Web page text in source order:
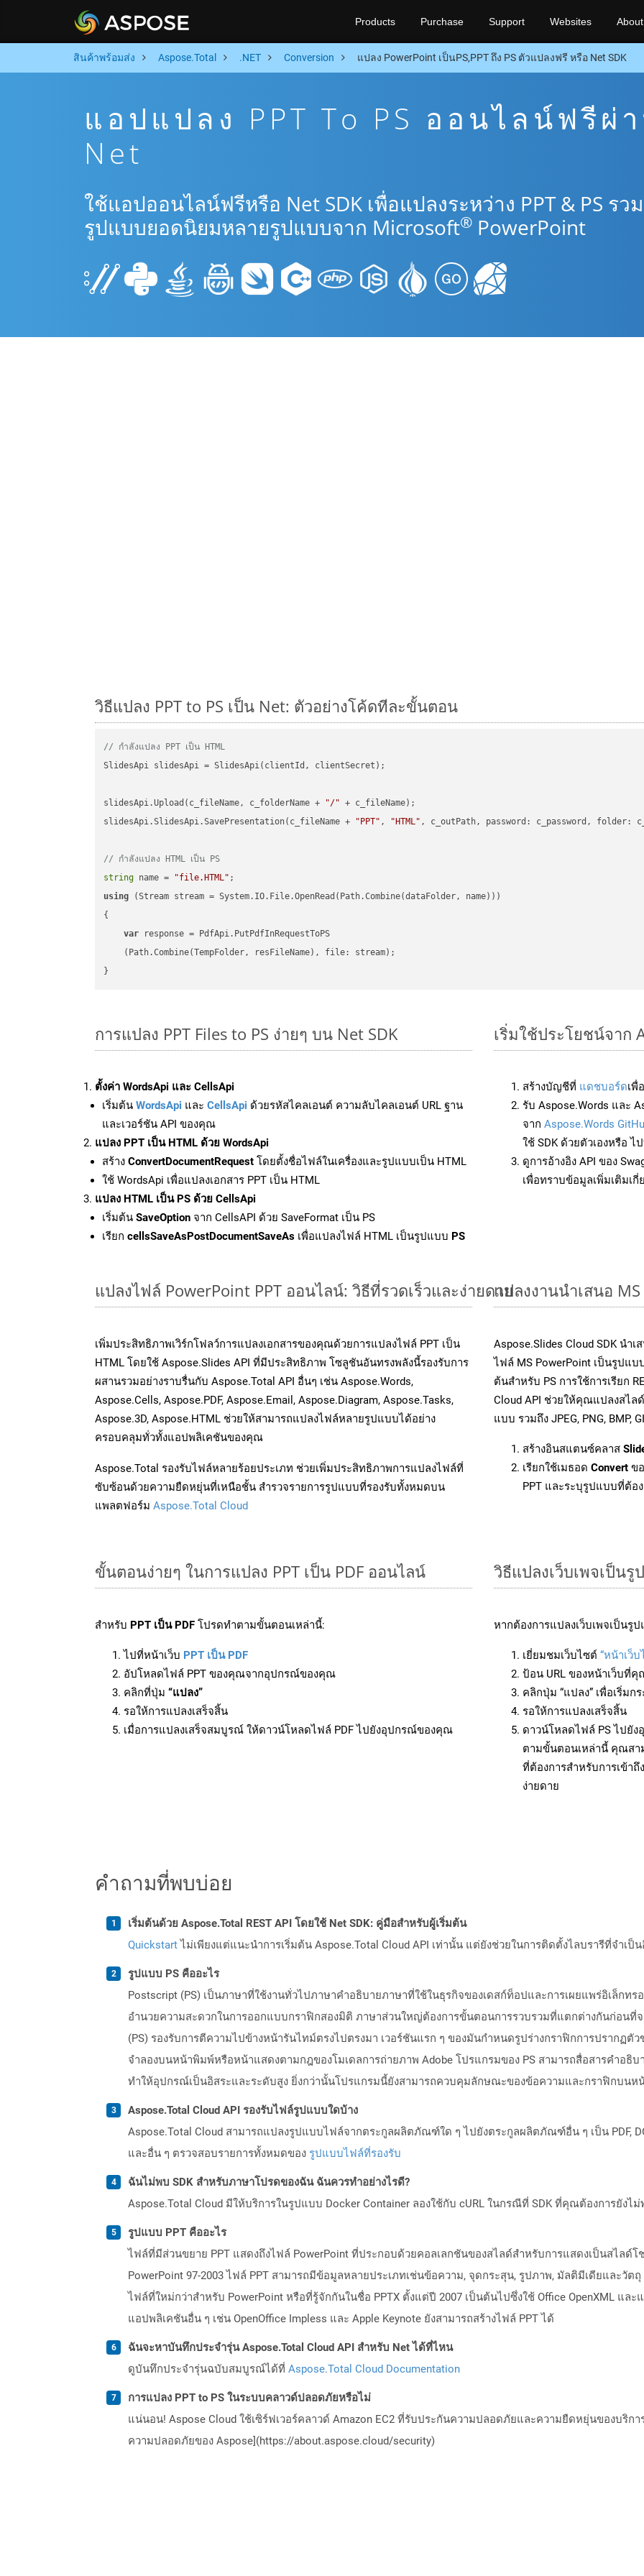
Products Purchase Support Websites About
สินค้าพร้อมส่ง Aspose.Total .NET Conversion แปลง PowerPoint เป็นPS,PPT ถึง PS ตัวแปลงฟรี หรือ Net SDK
แอปแปลง PPT To PS ออนไลน์ฟรีผ่
Net
ใช้แอปออนไลน์ฟรีหรือ Net SDK เพื่อแปลงระหว่าง PPT & PS รว
รูปแบบยอดนิยมหลายรูปแบบจาก Microsoft® PowerPoint
วิธีแปลง PPT to PS เป็น Net: ตัวอย่างโค้ดทีละขั้นตอน
// กำลังแปลง PPT เป็น HTML
SlidesApi slidesApi = SlidesApi(clientId, clientSecret);
slidesApi.Upload(c_fileName, c_folderName + "/" + c_fileName);
slidesApi.SlidesApi.SavePresentation(c_fileName +
"PPT" , "HTML" , c_outPath, password: c_password, folder:
// กำลังแปลง HTML เป็น PS
string name = "file.HTML"
using (Stream stream = System.IO.File.OpenRead(Path.Combine(dataFolder, name)))
{
var response = PdfApi.PutPdfInRequestToPS
    (Path.Combine(TempFolder, resFileName), file: stream);
การแปลง PPT Files to PS ง่ายๆ บน Net SDK
ตั้งค่า WordsApi และ CellsApi
เริ่มต้น WordsApi และ CellsApi ด้วยรหัสไคลเอนต์ ความลับไคลเอนต์ URL ฐาน
และเวอร์ชัน API ของคุณ
แปลง PPT เป็น HTML ด้วย WordsApi
สร้าง ConvertDocumentRequest โดยตั้งชื่อไฟล์ในเครื่องและรูปแบบเป็น HTML
ใช้ WordsApi เพื่อแปลงเอกสาร PPT เป็น HTML
แปลง HTML เป็น PS ด้วย CellsApi
เริ่มต้น SaveOption จาก CellsAPI ด้วย SaveFormat เป็น PS
เรียก cellsSaveAsPostDocumentSaveAs เพื่อแปลงไฟล์ HTML เป็นรูปแบบ PS
เริ่มใช้ประโยชน์จาก
สร้างบัญชีที่ แดชบอร์ดเพื่
รับ Aspose.Words และ
จาก Aspose.Words
ใช้ SDK ด้วยตัวเองหรือ ไ
ดูการอ้างอิง API ของ
เพื่อทราบข้อมูลเพิ่มเติมเกี่
แปลงไฟล์ PowerPoint PPT ออนไลน์: วิธีที่รวดเร็วและง่ายดาย
เพิ่มประสิทธิภาพเวิร์กโฟลว์การแปลงเอกสารของคุณด้วยการแปลงไฟล์ PPT เป็น
HTML โดยใช้ Aspose.Slides API ที่มีประสิทธิภาพ โซลูชันอันทรงพลังนี้รองรับการ
ผสานรวมอย่างราบรื่นกับ Aspose.Total API อื่นๆ เช่น Aspose.Words,
Aspose.Cells, Aspose.PDF, Aspose.Email, Aspose.Diagram, Aspose.Tasks,
Aspose.3D, Aspose.HTML ช่วยให้สามารถแปลงไฟล์หลายรูปแบบได้อย่าง
ครอบคลุมทั่วทั้งแอปพลิเคชันของคุณ
Aspose.Total รองรับไฟล์หลายร้อยประเภท ช่วยเพิ่มประสิทธิภาพการแปลงไฟล์ที่
ซับซ้อนด้วยความยืดหยุ่นที่เหนือชั้น สำรวจรายการรูปแบบที่รองรับทั้งหมดบน
แพลตฟอร์ม Aspose.Total Cloud
แปลงงานนำเสนอ
Aspose.Slides Cloud SDK นำ
ไฟล์ MS PowerPoint เป็นรูปแ
ต้นสำหรับ PS การใช้การเรียก
Cloud API ช่วยให้คุณแปลงสไล
แบบ รวมถึง JPEG, PNG, BMP,
สร้างอินสแตนซ์คลาส
เรียกใช้เมธอด Convert ข
PPT และระบุรูปแบบที่ต้อ
ขั้นตอนง่ายๆ ในการแปลง PPT เป็น PDF ออนไลน์
สำหรับ PPT เป็น PDF โปรดทำตามขั้นตอนเหล่านี้:
ไปที่หน้าเว็บ PPT เป็น PDF
อัปโหลดไฟล์ PPT ของคุณจากอุปกรณ์ของคุณ
คลิกที่ปุ่ม “แปลง”
รอให้การแปลงเสร็จสิ้น
เมื่อการแปลงเสร็จสมบูรณ์ ให้ดาวน์โหลดไฟล์ PDF ไปยังอุปกรณ์ของคุณ
วิธีแปลงเว็บเพจเป็นรู
หากต้องการแปลงเว็บเพจเป็นรู
เยี่ยมชมเว็บไซต์ “หน้าเว็บ
ป้อน URL ของหน้าเว็บที่
คลิกปุ่ม “แปลง” เพื่อเริ่มก
รอให้การแปลงเสร็จสิ้น
ดาวน์โหลดไฟล์ PS ไปยั
ตามขั้นตอนเหล่านี้ คุณสา
ที่ต้องการสำหรับการเข้า
ง่ายดาย
คำถามที่พบบ่อย
เริ่มต้นด้วย Aspose.Total REST API โดยใช้ Net SDK: คู่มือสำหรับผู้เริ่มต้น
Quickstartไม่เพียงแต่แนะนำการเริ่มต้น Aspose.Total Cloud API เท่านั้น แต่ยังช่วยในการติดตั้งไลบรารีที่จำเป็
รูปแบบ PS คืออะไร
Postscript (PS) เป็นภาษาที่ใช้งานทั่วไปภาษาคำอธิบายภาษาที่ใช้ในธุรกิจของเดสก์ท็อปและการเผยแพร่อิเล็กท
อำนวยความสะดวกในการออกแบบกราฟิกสองมิติ ภาษาส่วนใหญ่ต้องการขั้นตอนการรวบรวมที่แตกต่างกันก่อน
(PS) รองรับการตีความไปข้างหน้ารันไทม์ตรงไปตรงมา เวอร์ชันแรก ๆ ของมันกำหนดรูปร่างกราฟิกการปรากฏ
จำลองบนหน้าพิมพ์หรือหน้าแสดงตามกฎของโมเดลการถ่ายภาพ Adobe โปรแกรมของ PS สามารถสื่อสารคำอธิ
ทำให้อุปกรณ์เป็นอิสระและระดับสูง ยิ่งกว่านั้นโปรแกรมนี้ยังสามารถควบคุมลักษณะของข้อความและกราฟิกบนห
Aspose.Total Cloud API รองรับไฟล์รูปแบบใดบ้าง
Aspose.Total Cloud สามารถแปลงรูปแบบไฟล์จากตระกูลผลิตภัณฑ์ใด ๆ ไปยังตระกูลผลิตภัณฑ์อื่น ๆ เป็น PDF,
และอื่น ๆ ตรวจสอบรายการทั้งหมดของ รูปแบบไฟล์ที่รองรับ
ฉันไม่พบ SDK สำหรับภาษาโปรดของฉัน ฉันควรทำอย่างไรดี?
Aspose.Total Cloud มีให้บริการในรูปแบบ Docker Container ลองใช้กับ cURL ในกรณีที่ SDK ที่คุณต้องการยังไ
รูปแบบ PPT คืออะไร
ไฟล์ที่มีส่วนขยาย PPT แสดงถึงไฟล์ PowerPoint ที่ประกอบด้วยคอลเลกชันของสไลด์สำหรับการแสดงเป็นสไล
PowerPoint 97-2003 ไฟล์ PPT สามารถมีข้อมูลหลายประเภทเช่นข้อความ, จุดกระสุน, รูปภาพ, มัลติมีเดียและวั
ไฟล์ที่ใหม่กว่าสำหรับ PowerPoint หรือที่รู้จักกันในชื่อ PPTX ตั้งแต่ปี 2007 เป็นต้นไปซึ่งใช้ Office OpenXML แ
แอปพลิเคชันอื่น ๆ เช่น OpenOffice Impless และ Apple Keynote ยังสามารถสร้างไฟล์ PPT ได้
ฉันจะหาบันทึกประจำรุ่น Aspose.Total Cloud API สำหรับ Net ได้ที่ไหน
ดูบันทึกประจำรุ่นฉบับสมบูรณ์ได้ที่ Aspose.Total Cloud Documentation
การแปลง PPT to PS ในระบบคลาวด์ปลอดภัยหรือไม่
แน่นอน! Aspose Cloud ใช้เซิร์ฟเวอร์คลาวด์ Amazon EC2 ที่รับประกันความปลอดภัยและความยืดหยุ่นของบริก
ความปลอดภัยของ Aspose](https://about.aspose.cloud/security)